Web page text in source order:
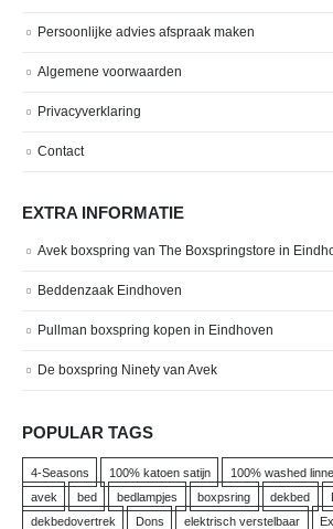
Persoonlijke advies afspraak maken
Algemene voorwaarden
Privacyverklaring
Contact
EXTRA INFORMATIE
Avek boxspring van The Boxspringstore in
Beddenzaak Eindhoven
Pullman boxspring kopen in Eindhoven
De boxspring Ninety van Avek
POPULAR TAGS
4-Seasons 100% katoen satijn 100% washed
avek
bed bedlampjes boxpsring dekbed
dekbedovertrek
Dons elektrisch verstelbaar